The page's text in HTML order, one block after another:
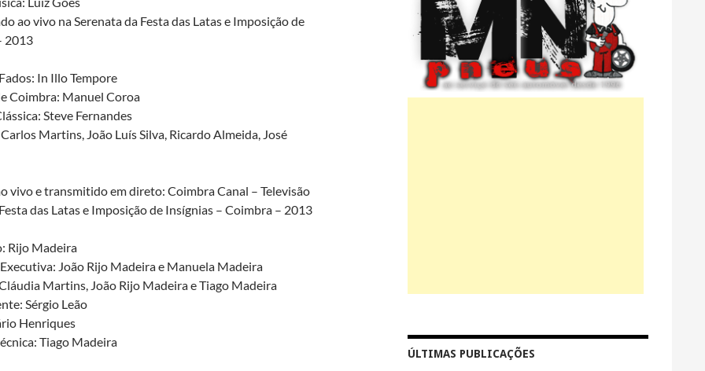
ao vivo na Serenata da Festa das Latas e Imposição de
2013
In Illo Tempore
Coimbra: Manuel Coroa
Steve Fernandes
Martins, João Luís Silva, Ricardo Almeida, José
vivo e transmitido em direto: Coimbra Canal – Televisão
das Latas e Imposição de Insígnias – Coimbra – 2013
Rijo Madeira
João Rijo Madeira e Manuela Madeira
Martins, João Rijo Madeira e Tiago Madeira
Sérgio Leão
Henriques
Tiago Madeira
ÚLTIMAS PUBLICAÇÕES